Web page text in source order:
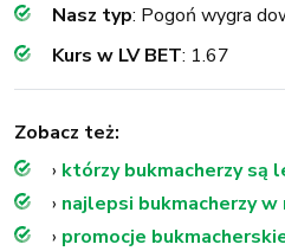
Nasz typ: Pogoń wygra
Kurs w LV BET: 1.67
Zobacz też:
› którzy bukmacherzy są
› najlepsi bukmacherzy w
› promocje